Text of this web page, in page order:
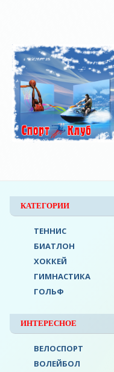
КАТЕГОРИИ
ТЕННИС
БИАТЛОН
ХОККЕЙ
ГИМНАСТИКА
ГОЛЬФ
ИНТЕРЕСНОЕ
ВЕЛОСПОРТ
ВОЛЕЙБОЛ